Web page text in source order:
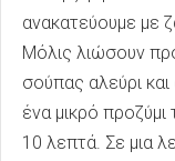
ανακατεύουμε με
Μόλις λιώσουν
σούπας αλεύρι
ένα μικρό
10 λεπτά. Σε μια